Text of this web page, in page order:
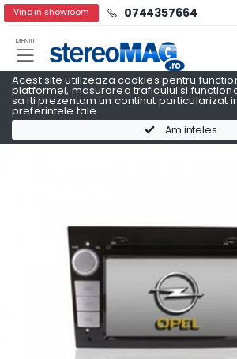
Acest site utilizeaza cookies pentru
platformei, masurarea traficului si
sa iti prezentam un continut particularizat
preferintele tale.
Am inteles
Vino in showroom 0744357664
MENIU
Navigatii Auto Dedicate Navigatii